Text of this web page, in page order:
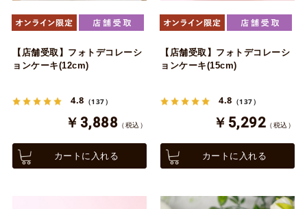
【店舗受取】フォトデコレーシ
ョンケーキ(12cm)
4.8 （137）
￥3,888 （税込）
カートに入れる
【店舗受取】フォトデコレーシ
ョンケーキ(15cm)
4.8 （137）
￥5,292 （税込）
カートに入れる